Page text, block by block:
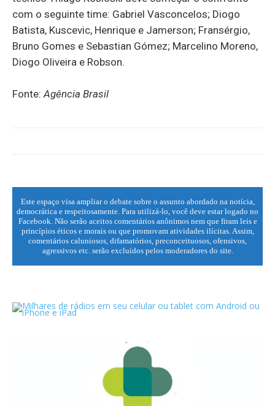
com o seguinte time: Gabriel Vasconcelos; Diogo
Batista, Kuscevic, Henrique e Jamerson; Fransérgio,
Bruno Gomes e Sebastian Gómez; Marcelino Moreno,
Diogo Oliveira e Robson.
Fonte: Agência Brasil
Este espaço visa ampliar o debate sobre o assunto abordado na notícia,
democrática e respeitosamente. Para utilizá-lo, você deve estar logado no
Facebook. Não serão aceitos comentários anônimos nem que firam leis e
princípios éticos e morais ou que promovam atividades ilícitas. Assim,
comentários caluniosos, difamatórios, preconceituosos, ofensivos,
agressivos etc. serão excluídos pelos moderadores do site.